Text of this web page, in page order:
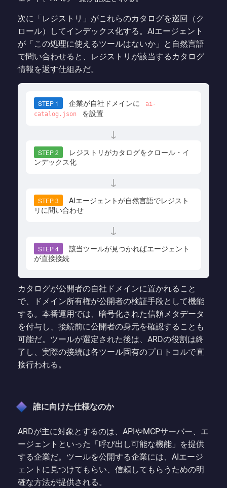
次に「レジストリ」がこれらのカタログを巡回（ク
ロール）してインデックス化する。AIエージェント
が「この処理に使えるツールはないか」と自然言語
で問い合わせると、レジストリが該当するカタログ
情報を返す仕組みだ。
STEP 1 企業が自社ドメインに
ai-
catalog.json
を設置
↓
STEP 2
レジストリがカタログをクロール・イ
ンデックス化
↓
STEP 3
AIエージェントが自然言語でレジスト
リに問い合わせ
↓
STEP 4
該当ツールが見つかればエージェント
が直接接続
カタログが公開者の自社ドメインに置かれること
で、ドメイン所有権が公開者の検証手段として機能
する。本番運用では、暗号化された信頼メタデータ
を付与し、接続前に公開者の身元を確認することも
可能だ。ツールが選定された後は、ARDの役割は終
了し、実際の接続は各ツール固有のプロトコルで直
接行われる。
誰に向けた仕様なのか
ARDが主に対象とするのは、APIやMCPサーバー、エ
ージェントといった「呼び出し可能な機能」を提供
する企業だ。ツールを公開する企業には、AIエージ
ェントに見つけてもらい、信頼してもらうための明
確な方法が提供される。